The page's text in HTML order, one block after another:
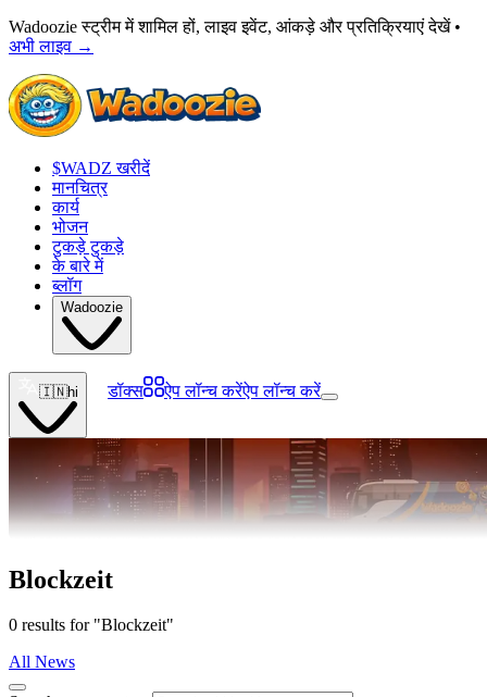
Wadoozie स्ट्रीम में शामिल हों, लाइव इवेंट, आंकड़े और प्रतिक्रियाएं देखें •
अभी लाइव →
$WADZ खरीदें
मानचित्र
कार्य
भोजन
टुकड़े टुकड़े
के बारे में
ब्लॉग
Wadoozie
🇮🇳hi डॉक्स ऐप लॉन्च करेंऐप लॉन्च करें
Blockzeit
0 results for "Blockzeit"
All News